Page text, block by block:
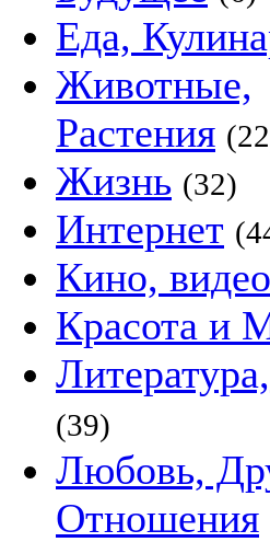
Еда,
Животные,
Растения
Жизнь (32)
Интернет
Кино, видео
Красота и
(39)
Любовь,
Отношения